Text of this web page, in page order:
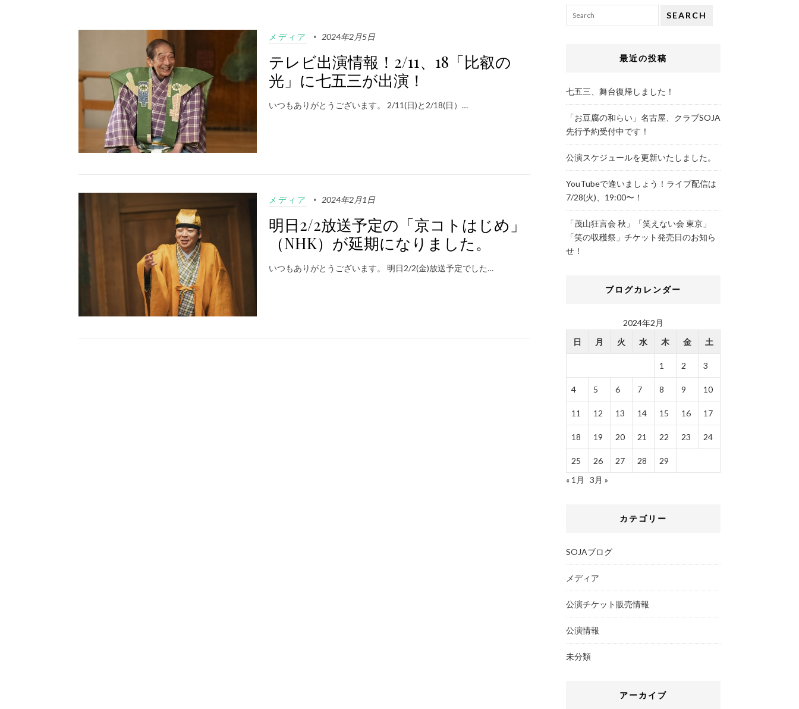
メディア 2024年2月5日
テレビ出演情報！2/11、18「比叡の
光」に七五三が出演！
いつもありがとうございます。 2/11(日)と2/18(日）…
メディア 2024年2月1日
明日2/2放送予定の「京コトはじめ」
（NHK）が延期になりました。
いつもありがとうございます。 明日2/2(金)放送予定でした…
SEARCH
最近の投稿
七五三、舞台復帰しました！
「お豆腐の和らい」名古屋、クラブSOJA
先行予約受付中です！
公演スケジュールを更新いたしました。
YouTubeで逢いましょう！ライブ配信は
7/28(火)、19:00〜！
「茂山狂言会 秋」「笑えない会 東京」
「笑の収穫祭」チケット発売日のお知ら
せ！
ブログカレンダー
2024年2月
日
月 火 水 木 金 土
1 2 3
4 5 6 7 8 9 10
11 12 13 14 15 16 17
18 19 20 21 22 23 24
25 26 27 28
29
« 1月
3月 »
カテゴリー
SOJAブログ
メディア
公演チケット販売情報
公演情報
未分類
アーカイブ